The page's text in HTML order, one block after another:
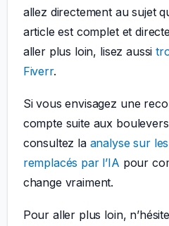
allez directement au sujet
article est complet et
aller plus loin, lisez aussi
Fiverr.
Si vous envisagez une
compte suite aux
consultez la analyse sur
remplacés par l’IA pour
change vraiment.
Pour aller plus loin,